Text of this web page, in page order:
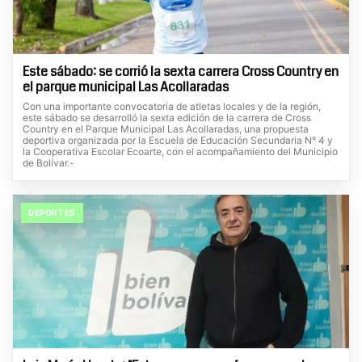
Este sábado: se corrió la sexta carrera Cross Country en
el parque municipal Las Acollaradas
Con una importante convocatoria de atletas locales y de la región,
este sábado se desarrolló la sexta edición de la carrera de Cross
Country en el Parque Municipal Las Acollaradas, una propuesta
deportiva organizada por la Escuela de Educación Secundaria N° 4 y
la Cooperativa Escolar Ecoarte, con el acompañamiento del Municipio
de Bolívar.-
DEPORTES